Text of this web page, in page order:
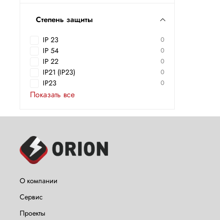
Степень защиты
IP 23 0
IP 54 0
IP 22 0
IP21 (IP23) 0
IP23 0
Показать все
О компании
Сервис
Проекты